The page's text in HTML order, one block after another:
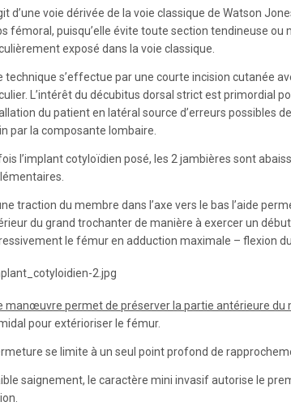
d’une voie dérivée de la voie classique de Watson
fémoral, puisqu’elle évite toute section tendineuse
exposé dans la voie classique.
technique s’effectue par une courte incision cutanée
L’intérêt du décubitus dorsal strict est primordial
du patient en latéral source d’erreurs possibles
par la composante lombaire.
l’implant cotyloïdien posé, les 2 jambières sont
traction du membre dans l’axe vers le bas l’aide
du grand trochanter de manière à exercer un
le fémur en adduction maximale – flexion
manœuvre permet de préserver la partie antérieure du
pour extérioriser le fémur.
se limite à un seul point profond de
saignement, le caractère mini invasif autorise le